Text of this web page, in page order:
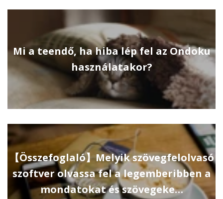
Mi a teendő, ha hiba lép fel az Ondoku
használatakor?
【Összefoglaló】Melyik szövegfelolvasó
szoftver olvassa fel a legemberibben a
mondatokat és szövegeke…